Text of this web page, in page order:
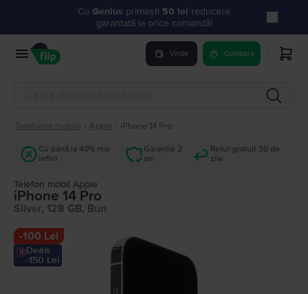
Cu Genius primești 50 lei reducere
garantată la orice comandă!
Vinde Cumpara
Telefoane mobile Apple iPhone 14 Pro
Cu până la 40% mai
ieftin
Garanție 2
ani
Retur gratuit 30 de
zile
Telefon mobil Apple
iPhone 14 Pro
Silver, 128 GB, Bun
-100 Lei
Deals
-150 Lei